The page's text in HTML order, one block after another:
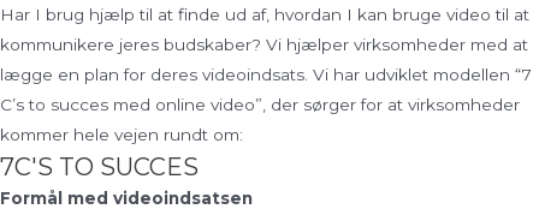
Har I brug hjælp til at finde ud af, hvordan I kan bruge video til at
kommunikere jeres budskaber? Vi hjælper virksomheder med at
lægge en plan for deres videoindsats. Vi har udviklet modellen “7
C’s to succes med online video”, der sørger for at virksomheder
kommer hele vejen rundt om:
7C'S TO SUCCES
Formål med videoindsatsen